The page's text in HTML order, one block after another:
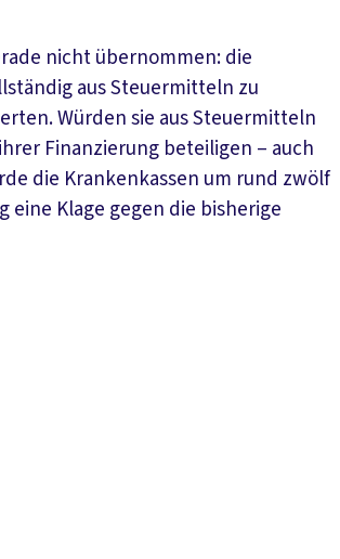
nicht übernommen: die
aus Steuermitteln zu
Würden sie aus Steuermitteln
Finanzierung beteiligen – auch
die Krankenkassen um rund zwölf
Klage gegen die bisherige